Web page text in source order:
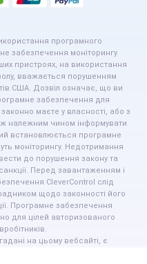
програмного
забезпечення моніторингу
пристроях, на використання
вважається порушенням
США. Дозвіл означає, що ви
забезпечення для
маєте у власності, або з
належним чином інформувати
встановлюється програмне
моніторингу. Недотримання
до порушення закону та
Перед завантаженням і
CleverControl слід
щодо законності його
Програмне забезпечення
для цілей авторизованого
на цьому вебсайті, є